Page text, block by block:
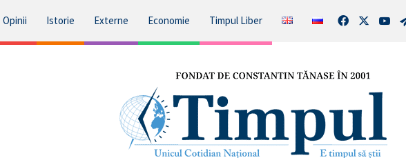
Opinii Istorie Externe Economie Timpul Liber Facebook